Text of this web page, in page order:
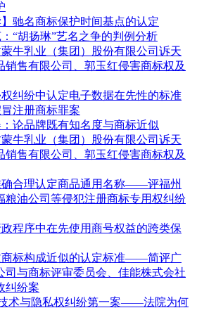
】驰名商标保护时间基点的认定
“胡扬琳”艺名之争的判例分析
牛乳业（集团）股份有限公司诉天
销售有限公司、郭玉红侵害商标权及
纠纷中认定电子数据在先性的标准
注册商标罪案
论品牌既有知名度与商标近似
牛乳业（集团）股份有限公司诉天
销售有限公司、郭玉红侵害商标权及
确合理认定商品通用名称——评福州
粮油公司等侵犯注册商标专用权纠纷
程序中在先使用商号权益的跨类保
商标构成近似的认定标准——简评广
司与商标评审委员会、佳能株式会社
纠纷案
术与隐私权纠纷第一案——法院为何